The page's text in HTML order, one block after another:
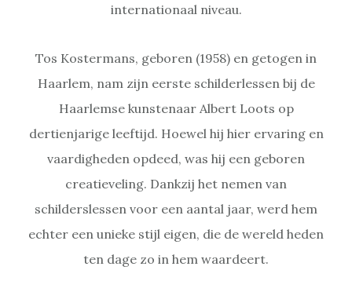
internationaal niveau.
Tos Kostermans, geboren (1958) en getogen in
Haarlem, nam zijn eerste schilderlessen bij de
Haarlemse kunstenaar Albert Loots op
dertienjarige leeftijd. Hoewel hij hier ervaring en
vaardigheden opdeed, was hij een geboren
creatieveling. Dankzij het nemen van
schilderslessen voor een aantal jaar, werd hem
echter een unieke stijl eigen, die de wereld heden
ten dage zo in hem waardeert.